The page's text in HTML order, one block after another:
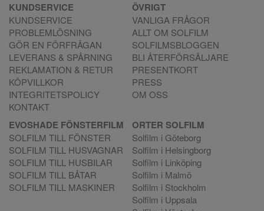
KUNDSERVICE
KUNDSERVICE
PROBLEMLÖSNING
GÖR EN FÖRFRÅGAN
LEVERANS & SPÅRNING
REKLAMATION & RETUR
KÖPVILLKOR
INTEGRITETSPOLICY
KONTAKT
ÖVRIGT
VANLIGA FRÅGOR
ALLT OM SOLFILM
SOLFILMSBLOGGEN
BLI ÅTERFÖRSÄLJARE
PRESENTKORT
PRESS
OM OSS
EVOSHADE FÖNSTERFILM
SOLFILM TILL FÖNSTER
SOLFILM TILL HUSVAGNAR
SOLFILM TILL HUSBILAR
SOLFILM TILL BÅTAR
SOLFILM TILL MASKINER
ORTER SOLFILM
Solfilm i Göteborg
Solfilm i Helsingborg
Solfilm i Linköping
Solfilm i Malmö
Solfilm i Stockholm
Solfilm i Uppsala